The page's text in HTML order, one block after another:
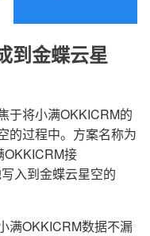
到金蝶云星
于将小满OKKICRM的
的过程中。方案名称为
OKKICRM接
入到金蝶云星空的
满OKKICRM数据不漏